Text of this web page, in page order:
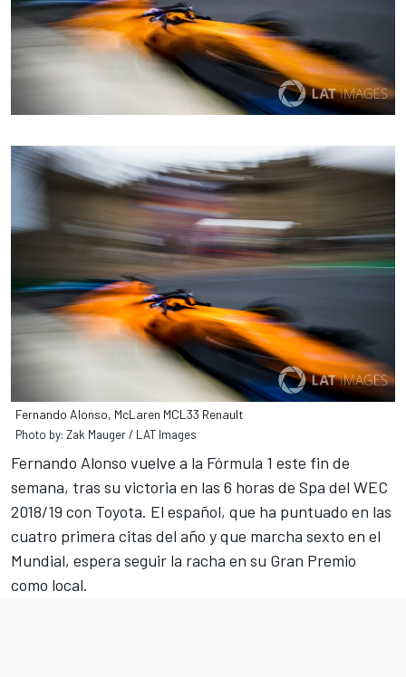
Fernando Alonso, McLaren MCL33 Renault
Photo by: Zak Mauger / LAT Images
Fernando Alonso vuelve a la Fórmula 1 este fin de
semana, tras su victoria en las 6 horas de Spa del WEC
2018/19 con Toyota. El español, que ha puntuado en las
cuatro primera citas del año y que marcha sexto en el
Mundial, espera seguir la racha en su Gran Premio
como local.